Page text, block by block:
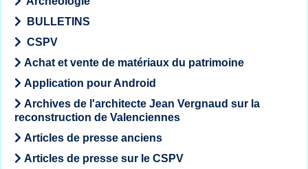
BULLETINS
CSPV
Achat et vente de matériaux du patrimoine
Application pour Android
Archives de l'architecte Jean Vergnaud sur la
reconstruction de Valenciennes
Articles de presse anciens
Articles de presse sur le CSPV